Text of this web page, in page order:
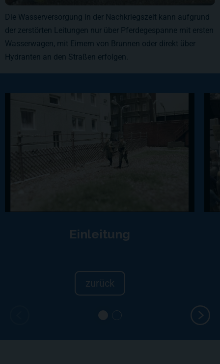
Die Wasserversorgung in der Nachkriegszeit kann aufgrund
der zerstörten Leitungen nur über Pferdegespanne mit ersten
Wasserwagen, mit Eimern von Brunnen oder direkt über
Hydranten an den Straßen erfolgen.
Einleitung
zurück